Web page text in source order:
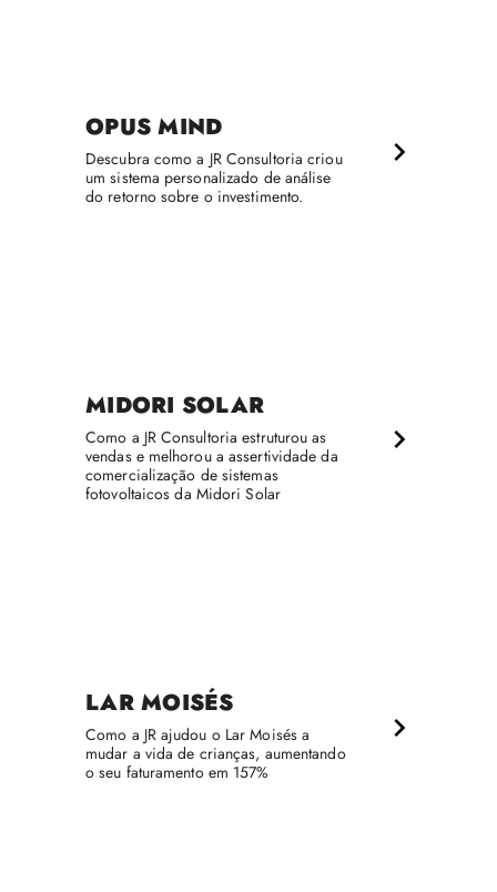
OPUS MIND
Descubra como a JR Consultoria criou
um sistema personalizado de análise
do retorno sobre o investimento.
MIDORI SOLAR
Como a JR Consultoria estruturou as
vendas e melhorou a assertividade da
comercialização de sistemas
fotovoltaicos da Midori Solar
LAR MOISÉS
Como a JR ajudou o Lar Moisés a
mudar a vida de crianças, aumentando
o seu faturamento em 157%